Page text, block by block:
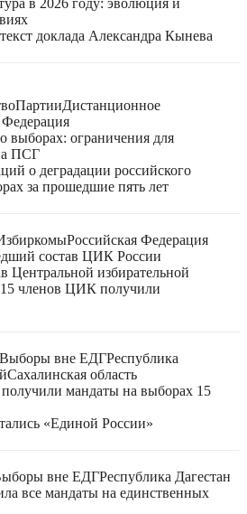
в 2026 году: эволюция и
доклада Александра Кынева
ПартииДистанционное
Федерация
выборах: ограничения для
ПСГ
о деградации российского
за прошедшие пять лет
Российская Федерация
состав ЦИК России
Центральной избирательной
членов ЦИК получили
Выборы вне ЕДГРеспублика
Сахалинская область
мандаты на выборах 15
«Единой России»
вне ЕДГРеспублика Дагестан
все мандаты на единственных